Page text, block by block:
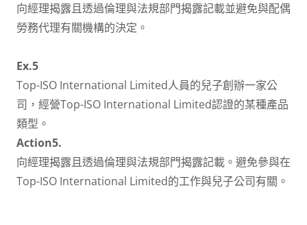
向經理揭露且透過倫理與法規部門揭露記載並避免與配偶
勞務代理有關機構的決定。
Ex.5
Top-ISO International Limited人員的兒子創辦一家公
司，經營Top-ISO International Limited認證的某種產品
類型。
Action5.
向經理揭露且透過倫理與法規部門揭露記載。避免參與在
Top-ISO International Limited的工作與兒子公司有關。